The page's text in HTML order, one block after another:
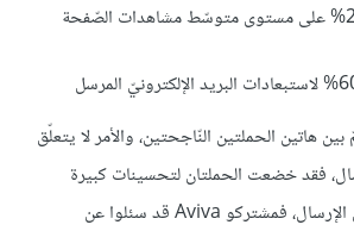
زيادة بنسبة 278% على مستوى متوسّط مشاهدات الصّفحة
هاتين الحملتين النّاجحتين، والأمر لا يتعلّق
فقد خضعت الحملتان لتحسينات كبيرة
بالتّزامن مع زيادة معدّل الإرسال، فمشتركو Aviva قد سئلوا عن